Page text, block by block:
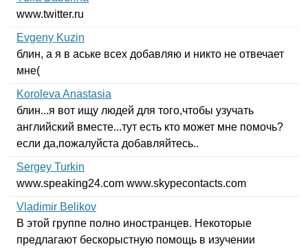
www.twitter.ru
Evgeny Kuzin
блин, а я в аське всех добавляю и никто не отвечает
мне(
Koroleva Anastasia
блин...я вот ищу людей для того,чтобы узучать
английский вместе...тут есть кто может мне помочь?
если да,пожалуйста добавляйтесь..
Sergey Turkin
www.speaking24.com www.skypecontacts.com
Vladimir Belikov
В этой группе полно иностранцев. Некоторые
предлагают бескорыстную помощь в изучении